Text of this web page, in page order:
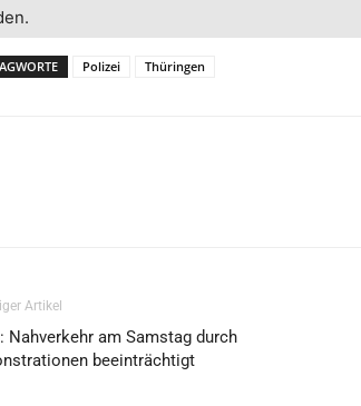
Polizei Thüringen
Artikel
Nahverkehr am Samstag durch
beeinträchtigt